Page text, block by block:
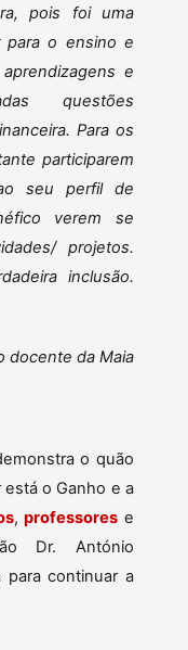
pois foi uma
para o ensino e
e
questões
Para os
participarem
seu perfil de
verem se
projetos.
inclusão.
docente da Maia
o quão
o Ganho e a
,professores e
Dr. António
para continuar a